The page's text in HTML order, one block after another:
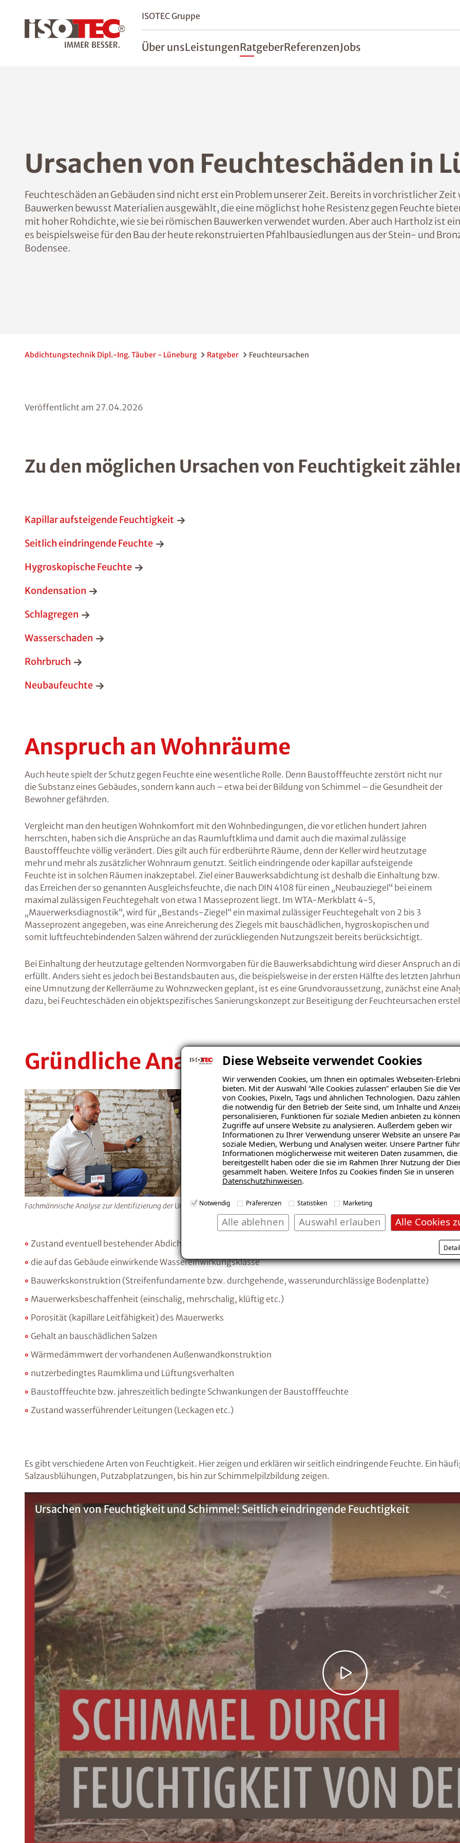
Diese Webseite verwendet Cookies
Wir verwenden Cookies, um Ihnen ein optimales Webseiten-
bieten. Mit der Auswahl “Alle Cookies zulassen” erlauben Sie die
von Cookies, Pixeln, Tags und ähnlichen Technologien. Dazu
die notwendig für den Betrieb der Seite sind, um Inhalte und
personalisieren, Funktionen für soziale Medien anbieten zu
Zugriffe auf unsere Website zu analysieren. Außerdem geben wir
Informationen zu Ihrer Verwendung unserer Website an unsere
soziale Medien, Werbung und Analysen weiter. Unsere Partner
Informationen möglicherweise mit weiteren Daten zusammen, die
bereitgestellt haben oder die sie im Rahmen Ihrer Nutzung der
gesammelt haben. Weitere Infos zu Cookies finden Sie in unseren
Datenschutzhinweisen.
Notwendig Präferenzen Statistiken Marketing
Alle Cookies
Auswahl erlauben
Alle ablehnen
ISOTEC Gruppe
Über unsLeistungenRatgeberReferenzenJobs
Ursachen von Feuchteschäden in
Feuchteschäden an Gebäuden sind nicht erst ein Problem unserer Zeit. Bereits in vorchristlicher
Bauwerken bewusst Materialien ausgewählt, die eine möglichst hohe Resistenz gegen Feuchte
mit hoher Rohdichte, wie sie bei römischen Bauwerken verwendet wurden. Aber auch Hartholz ist
es beispielsweise für den Bau der heute rekonstruierten Pfahlbausiedlungen aus der Stein- und
Bodensee.
Abdichtungstechnik Dipl.-Ing. Täuber - Lüneburg Ratgeber Feuchteursachen
Veröffentlicht am 27.04.2026
Zu den möglichen Ursachen von Feuchtigkeit
Kapillar aufsteigende Feuchtigkeit
Seitlich eindringende Feuchte
Hygroskopische Feuchte
Kondensation
Schlagregen
Wasserschaden
Rohrbruch
Neubaufeuchte
Anspruch an Wohnräume
Auch heute spielt der Schutz gegen Feuchte eine wesentliche Rolle. Denn Baustofffeuchte zerstört nicht nur
die Substanz eines Gebäudes, sondern kann auch – etwa bei der Bildung von Schimmel – die Gesundheit der
Bewohner gefährden.
Vergleicht man den heutigen Wohnkomfort mit den Wohnbedingungen, die vor etlichen hundert Jahren
herrschten, haben sich die Ansprüche an das Raumluftklima und damit auch die maximal zulässige
Baustofffeuchte völlig verändert. Dies gilt auch für erdberührte Räume, denn der Keller wird heutzutage
mehr und mehr als zusätzlicher Wohnraum genutzt. Seitlich eindringende oder kapillar aufsteigende
Feuchte ist in solchen Räumen inakzeptabel. Ziel einer Bauwerksabdichtung ist deshalb die Einhaltung bzw.
das Erreichen der so genannten Ausgleichsfeuchte, die nach DIN 4108 für einen „Neubauziegel“ bei einem
maximal zulässigen Feuchtegehalt von etwa 1 Masseprozent liegt. Im WTA-Merkblatt 4-5,
„Mauerwerksdiagnostik“, wird für „Bestands-Ziegel“ ein maximal zulässiger Feuchtegehalt von 2 bis 3
Masseprozent angegeben, was eine Anreicherung des Ziegels mit bauschädlichen, hygroskopischen und
somit luftfeuchtebindenden Salzen während der zurückliegenden Nutzungszeit bereits berücksichtigt.
Bei Einhaltung der heutzutage geltenden Normvorgaben für die Bauwerksabdichtung wird dieser Anspruch an
erfüllt. Anders sieht es jedoch bei Bestandsbauten aus, die beispielsweise in der ersten Hälfte des letzten
eine Umnutzung der Kellerräume zu Wohnzwecken geplant, ist es eine Grundvoraussetzung, zunächst eine
dazu, bei Feuchteschäden ein objektspezifisches Sanierungskonzept zur Beseitigung der Feuchteursachen
Gründliche Analyse der Ursache
Fachmännische Analyse zur Identifizierung der Ursache.
Die Bauzustandsanalyse ermöglicht es uns, die
Bausubstanz zu klären. Denn eine Durchfeuchtung
Kombination mehrerer Feuchteursachen haben. Das
Feuchteschäden ist eine möglichst exakte
genug betont werden. Fehler, die in diesem frühen
kostenintensiv aufgeholt werden.
Mit Analysetechnik und strukturierten Checklisten
Zustand eventuell bestehender Abdichtungen
die auf das Gebäude einwirkende Wassereinwirkungsklasse
Bauwerkskonstruktion (Streifenfundamente bzw. durchgehende, wasserundurchlässige Bodenplatte)
Mauerwerksbeschaffenheit (einschalig, mehrschalig, klüftig etc.)
Porosität (kapillare Leitfähigkeit) des Mauerwerks
Gehalt an bauschädlichen Salzen
Wärmedämmwert der vorhandenen Außenwandkonstruktion
nutzerbedingtes Raumklima und Lüftungsverhalten
Baustofffeuchte bzw. jahreszeitlich bedingte Schwankungen der Baustofffeuchte
Zustand wasserführender Leitungen (Leckagen etc.)
Es gibt verschiedene Arten von Feuchtigkeit. Hier zeigen und erklären wir seitlich eindringende Feuchte. Ein
Salzausblühungen, Putzabplatzungen, bis hin zur Schimmelpilzbildung zeigen.
Ursachen von Feuchtigkeit und Schimmel: Seitlich eindringende Feuchtigkeit